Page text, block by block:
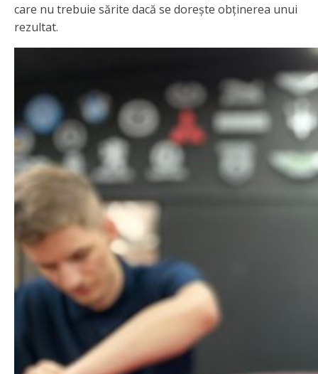
care nu trebuie sărite dacă se dorește obținerea unui
rezultat.